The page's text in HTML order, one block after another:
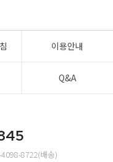
이용안내
Q&A
8722(배송)